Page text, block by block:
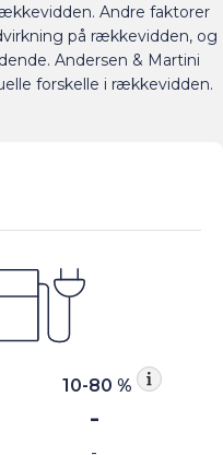
Andre faktorer
på rækkevidden, og
Andersen & Martini
forskelle i rækkevidden.
10-80 %
-